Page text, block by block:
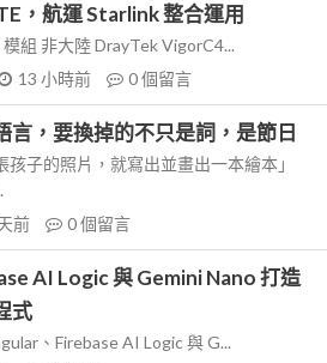
，航運 Starlink 整合運用
組 非大陸 DrayTek VigorC4...
13 小時前 0個留言
言，要換掉的不只是詞，是節日
子的照片，就寫出並畫出一本繪本」
前 0個留言
AI Logic 與 Gemini Nano 打造
式
、Firebase AI Logic 與 G...